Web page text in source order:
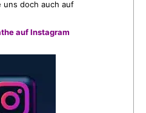
uns doch auch auf
auf Instagram